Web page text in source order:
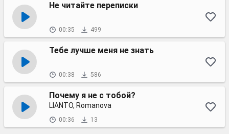
Не читайте переписки
00:35 499
Тебе лучше меня не знать
00:38 586
Почему я не с тобой?
LIANTO, Romanova
00:36 13